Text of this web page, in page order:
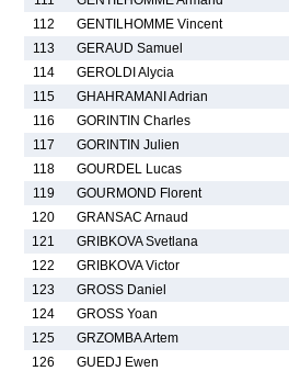
112
GENTILHOMME Vincent
113
GERAUD Samuel
114
GEROLDI Alycia
115
GHAHRAMANI Adrian
116
GORINTIN Charles
117
GORINTIN Julien
118
GOURDEL Lucas
119
GOURMOND Florent
120
GRANSAC Arnaud
121
GRIBKOVA Svetlana
122
GRIBKOVA Victor
123
GROSS Daniel
124
GROSS Yoan
125
GRZOMBA Artem
126
GUEDJ Ewen